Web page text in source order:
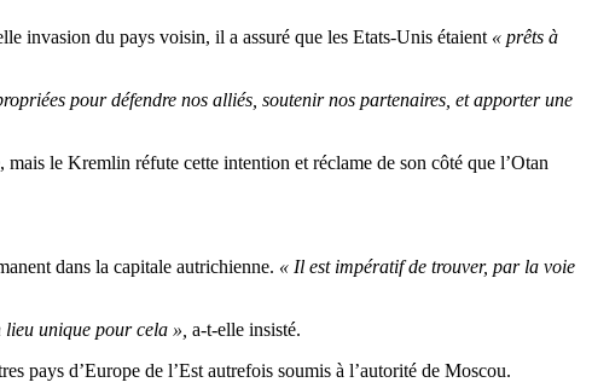
invasion du pays voisin, il a assuré que les Etats-Unis étaient « prêts à
pour défendre nos alliés, soutenir nos partenaires, et apporter une
le Kremlin réfute cette intention et réclame de son côté que l’Otan
dans la capitale autrichienne. « Il est impératif de trouver, par la voie
lieu unique pour cela », a-t-elle insisté.
pays d’Europe de l’Est autrefois soumis à l’autorité de Moscou.